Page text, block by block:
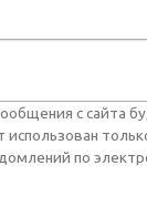
с сайта
использован
по